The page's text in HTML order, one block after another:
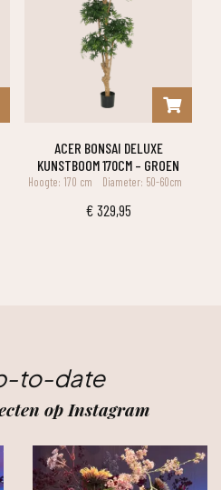
ACER BONSAI DELUXE
KUNSTBOOM 170CM – GROEN
Hoogte: 170 cm Diameter: 50-60cm
€ 329,95
to-date
op Instagram